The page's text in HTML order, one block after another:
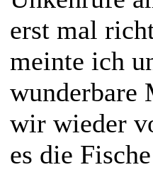
erst mal
meinte ich
wunderbare
wir wieder
es die